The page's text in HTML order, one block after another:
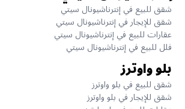
شقق للبيع في إنترناشيونال سيتي
شقق للإيجار في إنترناشيونال سيتي
عقارات للبيع في إنترناشيونال سيتي
فلل للبيع في إنترناشيونال سيتي
بلو واوترز
شقق للبيع في بلو واوترز
شقق للإيجار في بلو واوترز